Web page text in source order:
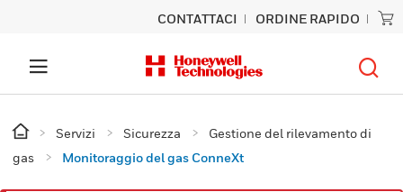
CONTATTACI ORDINE RAPIDO
Servizi Sicurezza
Gestione del rilevamento di
gas
Monitoraggio del gas ConneXt